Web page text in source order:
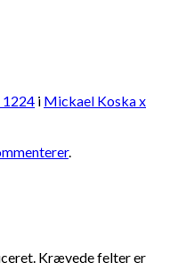
1224 i Mickael Koska x
.
Krævede felter er